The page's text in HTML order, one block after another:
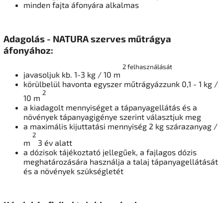
minden fajta áfonyára alkalmas
Adagolás - NATURA szerves műtrágya
áfonyához:
javasoljuk kb. 1-3 kg / 10 m
2 felhasználását
körülbelül havonta egyszer műtrágyázzunk 0,1 - 1 kg /
10 m
2
a kiadagolt mennyiséget a tápanyagellátás és a
növények tápanyagigénye szerint választjuk meg
a maximális kijuttatási mennyiség 2 kg szárazanyag /
m
2
3 év alatt
a dózisok tájékoztató jellegűek, a fajlagos dózis
meghatározására használja a talaj tápanyagellátását
és a növények szükségletét